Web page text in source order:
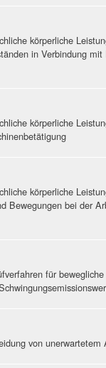
körperliche
in Verbindung
körperliche
körperliche
Bewegungen bei der
für
von unerwartetem